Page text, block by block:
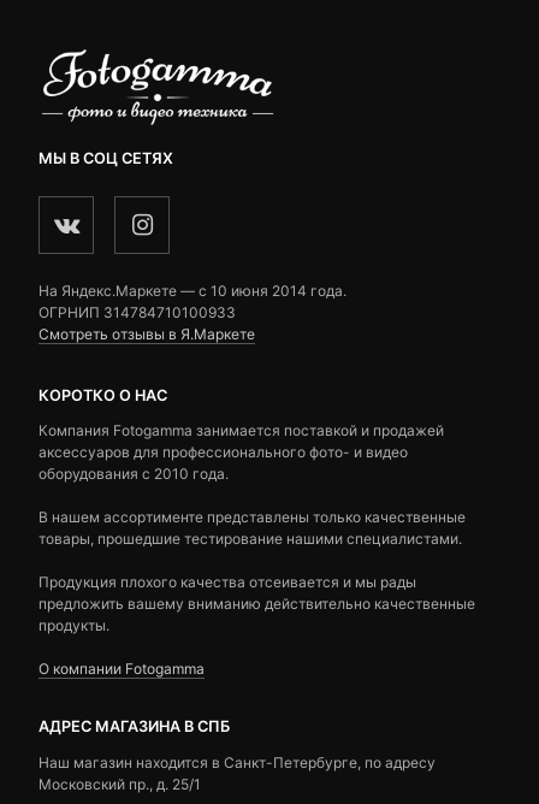
МЫ В СОЦ СЕТЯХ
На Яндекс.Маркете — c 10 июня 2014 года.
ОГРНИП 314784710100933
Смотреть отзывы в Я.Маркете
КОРОТКО О НАС
Компания Fotogamma занимается поставкой и продажей
аксессуаров для профессионального фото- и видео
оборудования с 2010 года.
В нашем ассортименте представлены только качественные
товары, прошедшие тестирование нашими специалистами.
Продукция плохого качества отсеивается и мы рады
предложить вашему вниманию действительно качественные
продукты.
О компании Fotogamma
АДРЕС МАГАЗИНА В СПБ
Наш магазин находится в Санкт-Петербурге, по адресу
Московский пр., д. 25/1